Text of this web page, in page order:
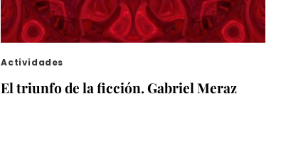
Actividades
El triunfo de la ficción. Gabriel Meraz